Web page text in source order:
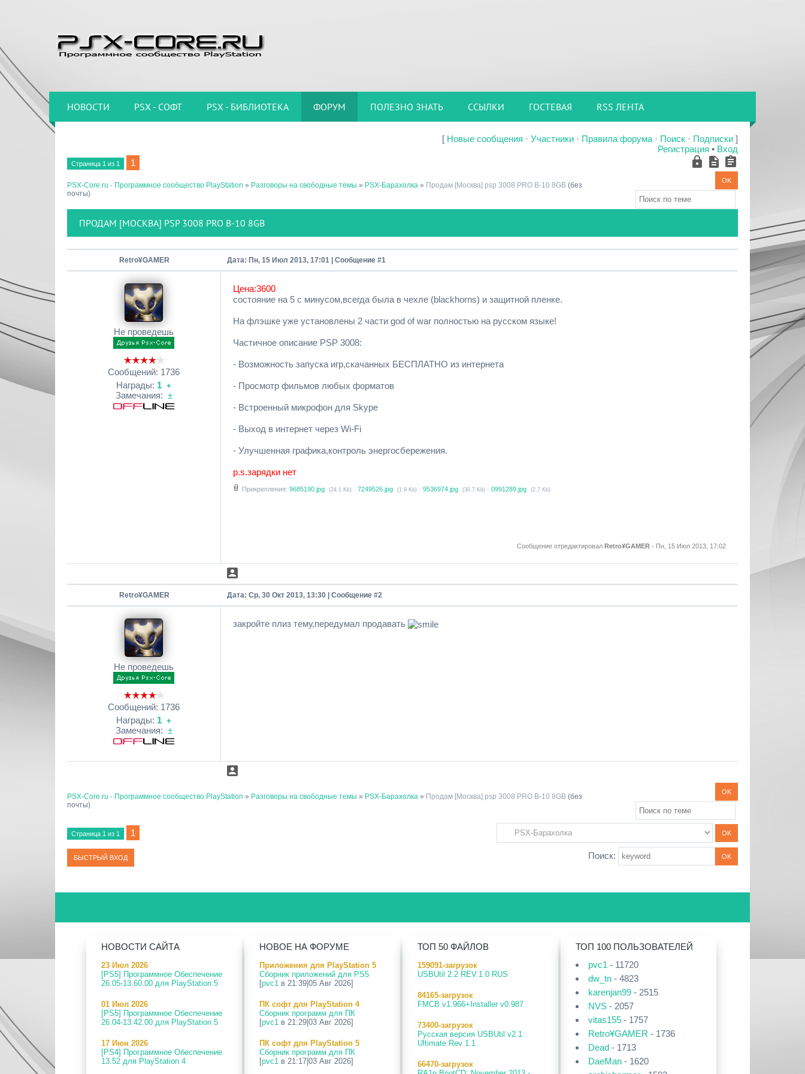
НОВОСТИ PSX - СОФТ PSX - БИБЛИОТЕКА ФОРУМ ПОЛЕЗНО ЗНАТЬ ССЫЛКИ ГОСТЕВАЯ RSS ЛЕНТА
[ Новые сообщения · Участники · Правила форума · Поиск · Подписки ]
Регистрация • Вход
Страница 1 из 1 1
PSX-Core.ru - Программное сообщество PlayStation » Разговоры на свободные темы » PSX-Барахолка » Продам [Москва] psp 3008 PRO B-10 8GB (без
почты)
ПРОДАМ [МОСКВА] PSP 3008 PRO B-10 8GB
Retro¥GAMER Дата: Пн, 15 Июл 2013, 17:01 | Сообщение #1
Не проведешь
Сообщений: 1736
Награды: 1 +
Замечания: ±
Цена:3600
состояние на 5 с минусом,всегда была в чехле (blackhorns) и защитной пленке.
На флэшке уже установлены 2 части god of war полностью на русском языке!
Частичное описание PSP 3008:
- Возможность запуска игр,скачанных БЕСПЛАТНО из интернета
- Просмотр фильмов любых форматов
- Встроенный микрофон для Skype
- Выход в интернет через Wi-Fi
- Улучшенная графика,контроль энергосбережения.
p.s.зарядки нет
Прикрепления: 9685190.jpg (24.1 Kb) · 7249526.jpg (1.9 Kb) · 9536974.jpg (30.7 Kb) · 0991289.jpg (2.7 Kb)
Сообщение отредактировал Retro¥GAMER - Пн, 15 Июл 2013, 17:02
Retro¥GAMER Дата: Ср, 30 Окт 2013, 13:30 | Сообщение #2
Не проведешь
Сообщений: 1736
Награды: 1 +
Замечания: ±
закройте плиз тему,передумал продавать
PSX-Core.ru - Программное сообщество PlayStation » Разговоры на свободные темы » PSX-Барахолка » Продам [Москва] psp 3008 PRO B-10 8GB (без
почты)
Страница 1 из 1 1
Поиск:
НОВОСТИ САЙТА
23 Июл 2026
[PS5] Программное Обеспечение
26.05-13.60.00 для PlayStation 5
01 Июл 2026
[PS5] Программное Обеспечение
26.04-13.42.00 для PlayStation 5
17 Июн 2026
[PS4] Программное Обеспечение
13.52 для PlayStation 4
НОВОЕ НА ФОРУМЕ
Приложения для PlayStation 5
Сборник приложений для PS5
[pvc1 в 21:39|05 Авг 2026]
ПК софт для PlayStation 4
Сборник программ для ПК
[pvc1 в 21:29|03 Авг 2026]
ПК софт для PlayStation 5
Сборник программ для ПК
[pvc1 в 21:17|03 Авг 2026]
ТОП 50 ФАЙЛОВ
159091-загрузок
USBUtil 2.2 REV.1.0 RUS
84165-загрузок
FMCB v1.966+Installer v0.987
73400-загрузок
Русская версия USBUtil v2.1
Ultimate Rev 1.1
66470-загрузок
ТОП 100 ПОЛЬЗОВАТЕЛЕЙ
pvc1 - 11720
dw_tn - 4823
karenjan99 - 2515
NVS - 2057
vitas155 - 1757
Retro¥GAMER - 1736
Dead - 1713
DaeMan - 1620